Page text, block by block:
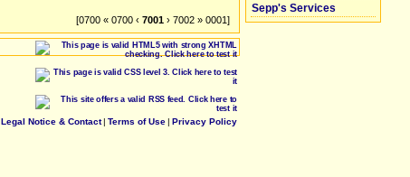
[0700 « 0700 ‹ 7001 › 7002 » 0001]
Sepp's Services
Legal Notice & Contact| Terms of Use| Privacy Policy